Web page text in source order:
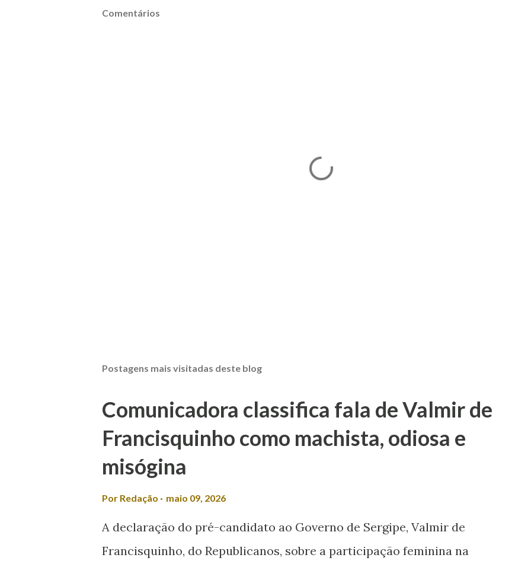
Comentários
Postagens mais visitadas deste blog
Comunicadora classifica fala de Valmir de
Francisquinho como machista, odiosa e
misógina
Por Redação maio 09, 2026
A declaração do pré-candidato ao Governo de Sergipe, Valmir de
Francisquinho, do Republicanos, sobre a participação feminina na